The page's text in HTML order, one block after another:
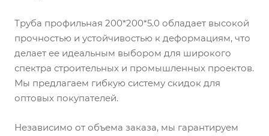
Труба профильная 200*200*5.0 обладает высокой
прочностью и устойчивостью к деформациям, что
делает ее идеальным выбором для широкого
спектра строительных и промышленных проектов.
Мы предлагаем гибкую систему скидок для
оптовых покупателей.
Независимо от объема заказа, мы гарантируем